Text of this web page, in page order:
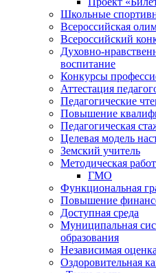
Школьные
Всероссийская
Всероссийский
Духовно-
воспитание
Конкурсы
Аттестация
Педагогические
Повышение
Педагогическая
Целевая модель
Земский учитель
Методическая
ГМО
Функциональная
Повышение
Доступная среда
Муниципальная
образования
Независимая
Оздоровительная